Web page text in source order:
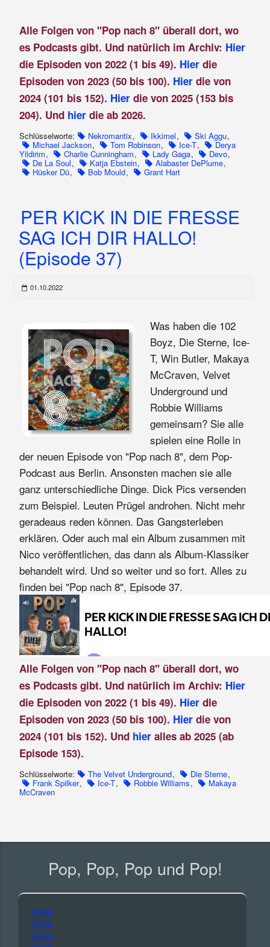
Alle Folgen von "Pop nach 8" überall dort, wo
es Podcasts gibt. Und natürlich im Archiv: Hier
die Episoden von 2022 (1 bis 49). Hierdie
Episoden von 2023 (50 bis 100). Hier die von
2024 (101 bis 152). Hier die von 2025 (153 bis
204). Und hier die ab 2026.
Schlüsselworte: Nekromantix, Ikkimel, Ski Aggu,
Michael Jackson, Tom Robinson, Ice-T, Derya
Yildirim, Charlie Cunningham, Lady Gaga, Devo,
De La Soul, Katja Ebstein, Alabaster DePlume,
Hüsker Dü, Bob Mould, Grant Hart
PER KICK IN DIE FRESSE
SAG ICH DIR HALLO!
(Episode 37)
01.10.2022
Was haben die 102
Boyz, Die Sterne, Ice-
T, Win Butler, Makaya
McCraven, Velvet
Underground und
Robbie Williams
gemeinsam? Sie alle
spielen eine Rolle in
der neuen Episode von "Pop nach 8", dem Pop-
Podcast aus Berlin. Ansonsten machen sie alle
ganz unterschiedliche Dinge. Dick Pics versenden
zum Beispiel. Leuten Prügel androhen. Nicht mehr
geradeaus reden können. Das Gangsterleben
erklären. Oder auch mal ein Album zusammen mit
Nico veröffentlichen, das dann als Album-Klassiker
behandelt wird. Und so weiter und so fort. Alles zu
finden bei "Pop nach 8", Episode 37.
Alle Folgen von "Pop nach 8" überall dort, wo
es Podcasts gibt. Und natürlich im Archiv: Hier
die Episoden von 2022 (1 bis 49). Hierdie
Episoden von 2023 (50 bis 100). Hier die von
2024 (101 bis 152). Und hier alles ab 2025 (ab
Episode 153).
Schlüsselworte: The Velvet Underground, Die Sterne,
Frank Spilker, Ice-T, Robbie Williams, Makaya
McCraven
Pop, Pop, Pop und Pop!
2026
2025
2024